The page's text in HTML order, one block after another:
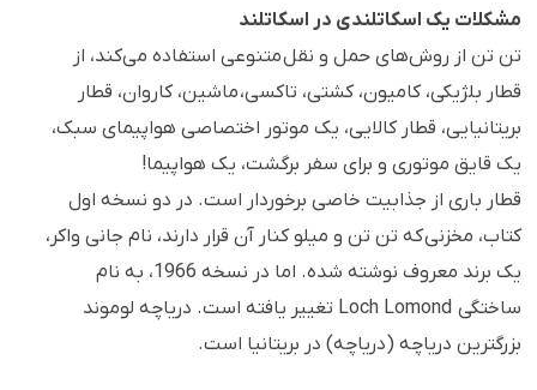
مشکلات یک اسکاتلندی در اسکاتلند
تن تن از روش‌های حمل و نقل متنوعی استفاده می‌کند، از
قطار بلژیکی، کامیون، کشتی، تاکسی، ماشین، کاروان، قطار
بریتانیایی، قطار کالایی، یک موتور اختصاصی هواپیمای سبک،
یک قایق موتوری و برای سفر برگشت، یک هواپیما!
قطار باری از جذابیت خاصی برخوردار است. در دو نسخه اول
کتاب، مخزنی که تن تن و میلو کنار آن قرار دارند، نام جانی واکر،
یک برند معروف نوشته شده. اما در نسخه 1966، به نام
ساختگی Loch Lomond تغییر یافته است. دریاچه لوموند
بزرگترین دریاچه (دریاچه) در بریتانیا است.